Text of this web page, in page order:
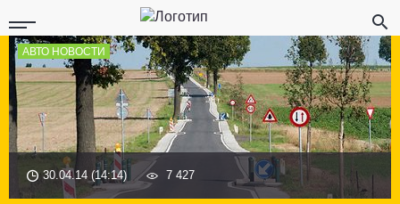
АВТО НОВОСТИ
30.04.14 (14:14) 7 427